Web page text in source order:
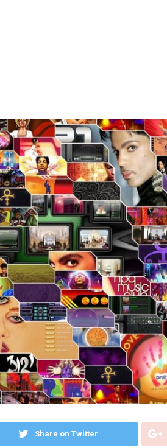
Share on Twitter